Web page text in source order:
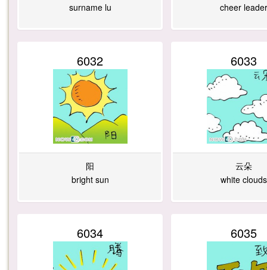
surname lu
cheer leader
6032
阳
bright sun
6033
云朵
white clouds
6034 6035